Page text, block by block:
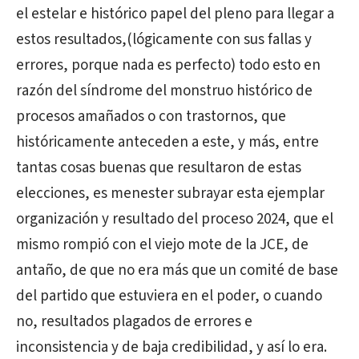
el estelar e histórico papel del pleno para llegar a
estos resultados,(lógicamente con sus fallas y
errores, porque nada es perfecto) todo esto en
razón del síndrome del monstruo histórico de
procesos amañados o con trastornos, que
históricamente anteceden a este, y más, entre
tantas cosas buenas que resultaron de estas
elecciones, es menester subrayar esta ejemplar
organización y resultado del proceso 2024, que el
mismo rompió con el viejo mote de la JCE, de
antaño, de que no era más que un comité de base
del partido que estuviera en el poder, o cuando
no, resultados plagados de errores e
inconsistencia y de baja credibilidad, y así lo era.